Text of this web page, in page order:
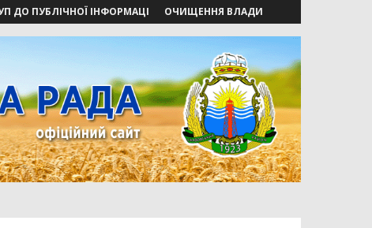
ДО ПУБЛІЧНОЇ ІНФОРМАЦІ ОЧИЩЕННЯ ВЛАДИ